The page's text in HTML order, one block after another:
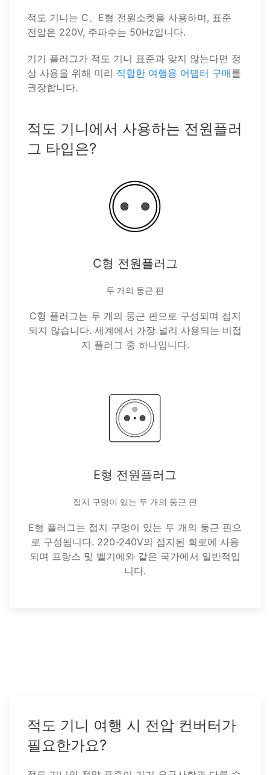
적도 기니는 C、E형 전원소켓을 사용하며, 표준
전압은 220V, 주파수는 50Hz입니다.
기기 플러그가 적도 기니 표준과 맞지 않는다면 정
상 사용을 위해 미리 적합한 여행용 어댑터 구매를
권장합니다.
적도 기니에서 사용하는 전원플러
그 타입은?
C형 전원플러그
두 개의 둥근 핀
C형 플러그는 두 개의 둥근 핀으로 구성되며 접지
되지 않습니다. 세계에서 가장 널리 사용되는 비접
지 플러그 중 하나입니다.
E형 전원플러그
접지 구멍이 있는 두 개의 둥근 핀
E형 플러그는 접지 구멍이 있는 두 개의 둥근 핀으
로 구성됩니다. 220-240V의 접지된 회로에 사용
되며 프랑스 및 벨기에와 같은 국가에서 일반적입
니다.
적도 기니 여행 시 전압 컨버터가
필요한가요?